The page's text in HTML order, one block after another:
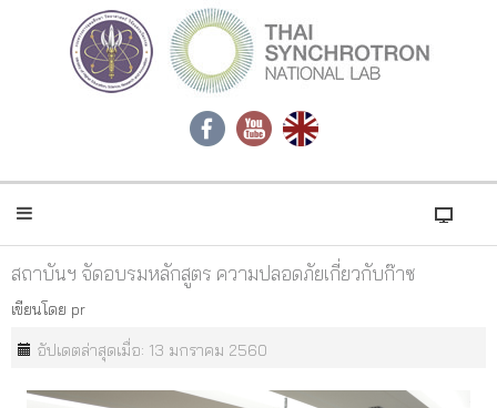
สถาบันฯ จัดอบรมหลักสูตร ความปลอดภัยเกี่ยวกับก๊าซ
เขียนโดย pr
อัปเดตล่าสุดเมื่อ: 13 มกราคม 2560